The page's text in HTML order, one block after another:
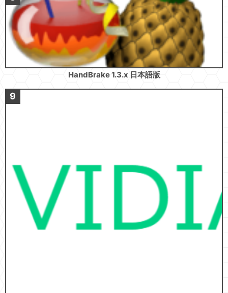
HandBrake 1.3.x 日本語版